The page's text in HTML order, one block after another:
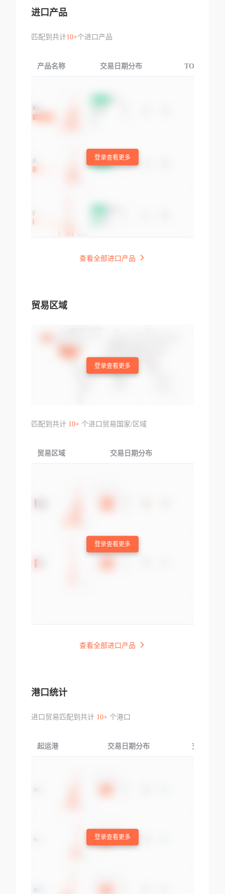
进口产品
匹配到共计10+个进口产品
产品名称 交易日期分布 TOP3交易国
登录查看更多
查看全部进口产品
贸易区域
登录查看更多
匹配到共计 10+个进口贸易国家/区域
贸易区域 交易日期分布
登录查看更多
查看全部进口产品
港口统计
进口贸易匹配到共计 10+个港口
起运港 交易日期分布 交易产品
登录查看更多